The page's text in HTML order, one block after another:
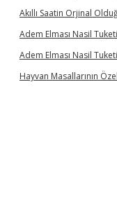
Akıllı Saatin Orjinal
Adem Elması Nasil
Adem Elması Nasil
Hayvan Masallarının